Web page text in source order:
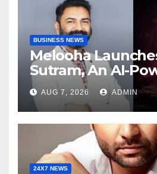
BUSINESS NEWS
Melooha
Sutram, An AI-
Wealth
For Personalized
Guidance
AUG 7, 2026 ADMIN
24X7 NEWS